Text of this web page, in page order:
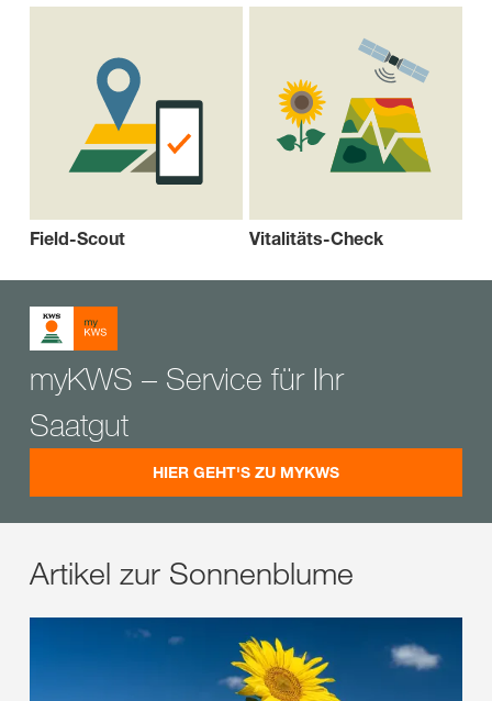
Field-Scout Vitalitäts-Check
myKWS – Service für Ihr
Saatgut
HIER GEHT'S ZU MYKWS
Artikel zur Sonnenblume